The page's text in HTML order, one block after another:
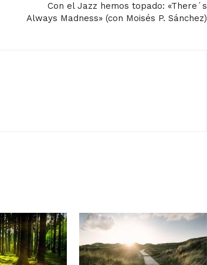
Con el Jazz hemos topado: «There´s
Always Madness» (con Moisés P. Sánchez)